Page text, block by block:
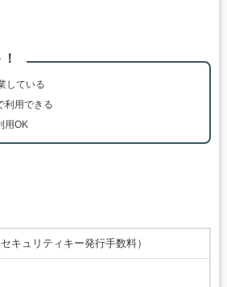
している
利用できる
用OK
キュリティキー発行手数料）